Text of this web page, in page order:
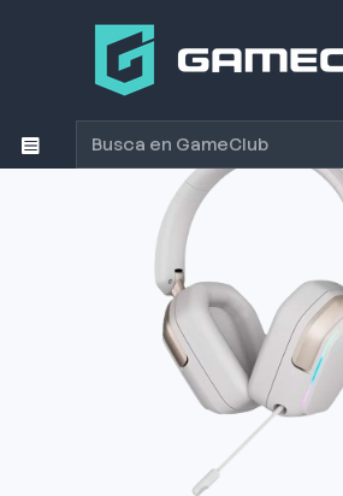
Productos
Audífono Gamer Royal Kludge HG101